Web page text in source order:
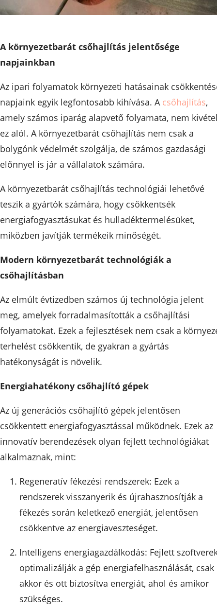
A környezetbarát csőhajlítás jelentősége
napjainkban
Az ipari folyamatok környezeti hatásainak
napjaink egyik legfontosabb kihívása. A csőhajlítás,
amely számos iparág alapvető folyamata, nem
ez alól. A környezetbarát csőhajlítás nem csak a
bolygónk védelmét szolgálja, de számos gazdasági
előnnyel is jár a vállalatok számára.
A környezetbarát csőhajlítás technológiái lehetővé
teszik a gyártók számára, hogy csökkentsék
energiafogyasztásukat és hulladéktermelésüket,
miközben javítják termékeik minőségét.
Modern környezetbarát technológiák a
csőhajlításban
Az elmúlt évtizedben számos új technológia jelent
meg, amelyek forradalmasították a csőhajlítási
folyamatokat. Ezek a fejlesztések nem csak a
terhelést csökkentik, de gyakran a gyártás
hatékonyságát is növelik.
Energiahatékony csőhajlító gépek
Az új generációs csőhajlító gépek jelentősen
csökkentett energiafogyasztással működnek. Ezek az
innovatív berendezések olyan fejlett technológiákat
alkalmaznak, mint:
Regeneratív fékezési rendszerek: Ezek a
rendszerek visszanyerik és újrahasznosítják a
fékezés során keletkező energiát, jelentősen
csökkentve az energiaveszteséget.
Intelligens energiagazdálkodás: Fejlett
optimalizálják a gép energiafelhasználását, csak
akkor és ott biztosítva energiát, ahol és amikor
szükséges.